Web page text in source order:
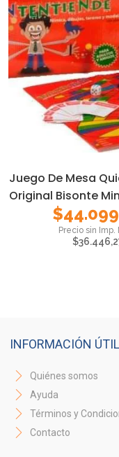
Juego De Mesa
Original Bisonte
$
$
INFORMACIÓN ÚTIL
Quiénes somos
Ayuda
Términos y
Contacto